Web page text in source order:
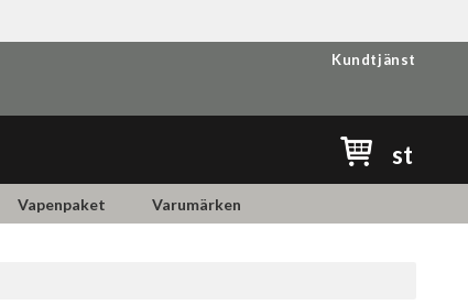
Kundtjänst
st
Vapenpaket Varumärken